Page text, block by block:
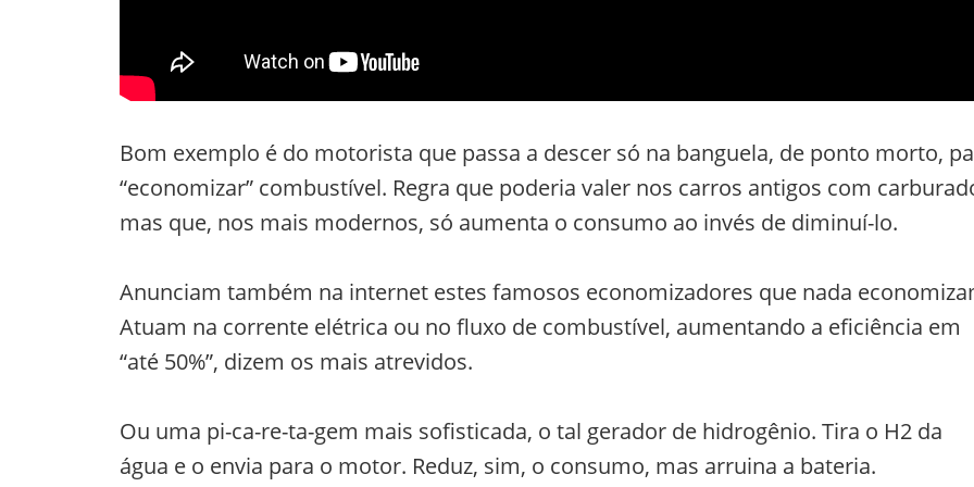
Bom exemplo é do motorista que passa a descer só na banguela, de ponto morto,
“economizar” combustível. Regra que poderia valer nos carros antigos com
mas que, nos mais modernos, só aumenta o consumo ao invés de diminuí-lo.
Anunciam também na internet estes famosos economizadores que nada
Atuam na corrente elétrica ou no fluxo de combustível, aumentando a eficiência em
“até 50%”, dizem os mais atrevidos.
Ou uma pi-ca-re-ta-gem mais sofisticada, o tal gerador de hidrogênio. Tira o H2 da
água e o envia para o motor. Reduz, sim, o consumo, mas arruina a bateria.